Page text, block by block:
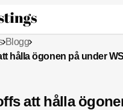
Blogg
hålla ögonen på under
att hålla